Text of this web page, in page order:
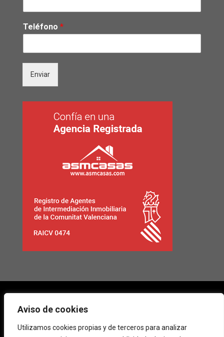
Aviso de cookies
Utilizamos cookies propias y de terceros para analizar
Teléfono *
Enviar